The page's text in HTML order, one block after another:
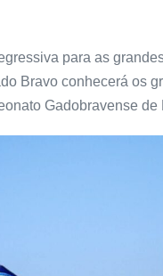
para as
Bravo conhecerá os
Gadobravense de